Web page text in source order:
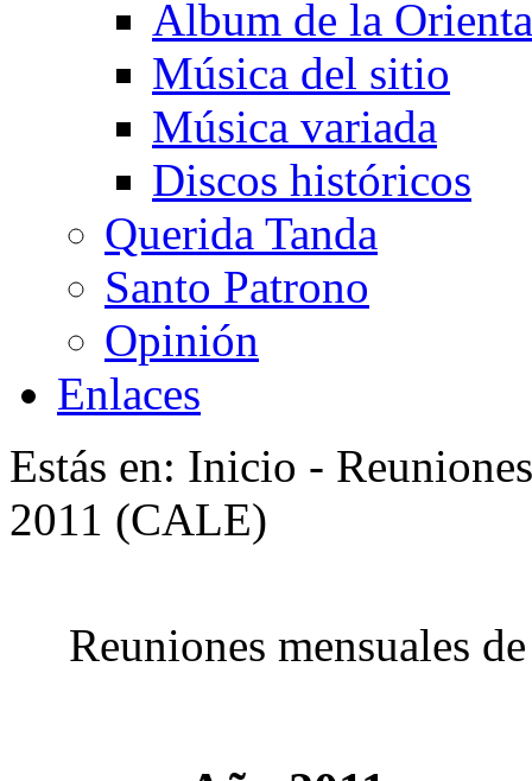
Album de la
Música del sitio
Música variada
Discos históricos
Querida Tanda
Santo Patrono
Opinión
Enlaces
Estás en: Inicio -
2011 (CALE)
Reuniones mensuales